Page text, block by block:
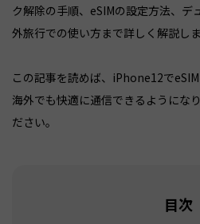
ク解除の手順、eSIMの設定方法、デ
外旅行での使い方まで詳しく解説しま
この記事を読めば、iPhone12で
海外でも快適に通信できるようにな
ださい。
目次